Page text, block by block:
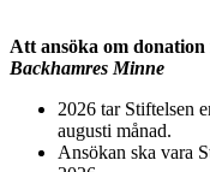
Att ansöka om
Backhamres Minne
2026 tar Stiftelsen
augusti månad.
Ansökan ska vara